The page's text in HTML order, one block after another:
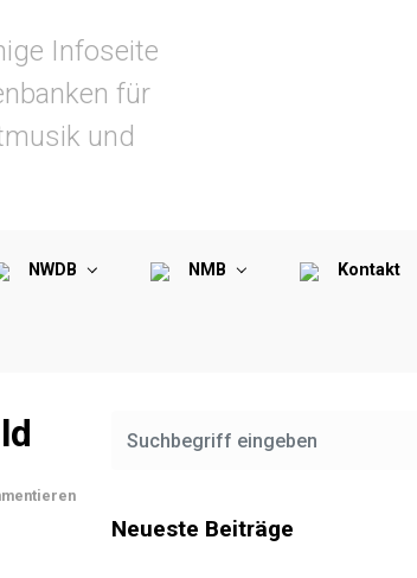
Infoseite
für
und
NWDB NMB Kontakt
Neueste Beiträge